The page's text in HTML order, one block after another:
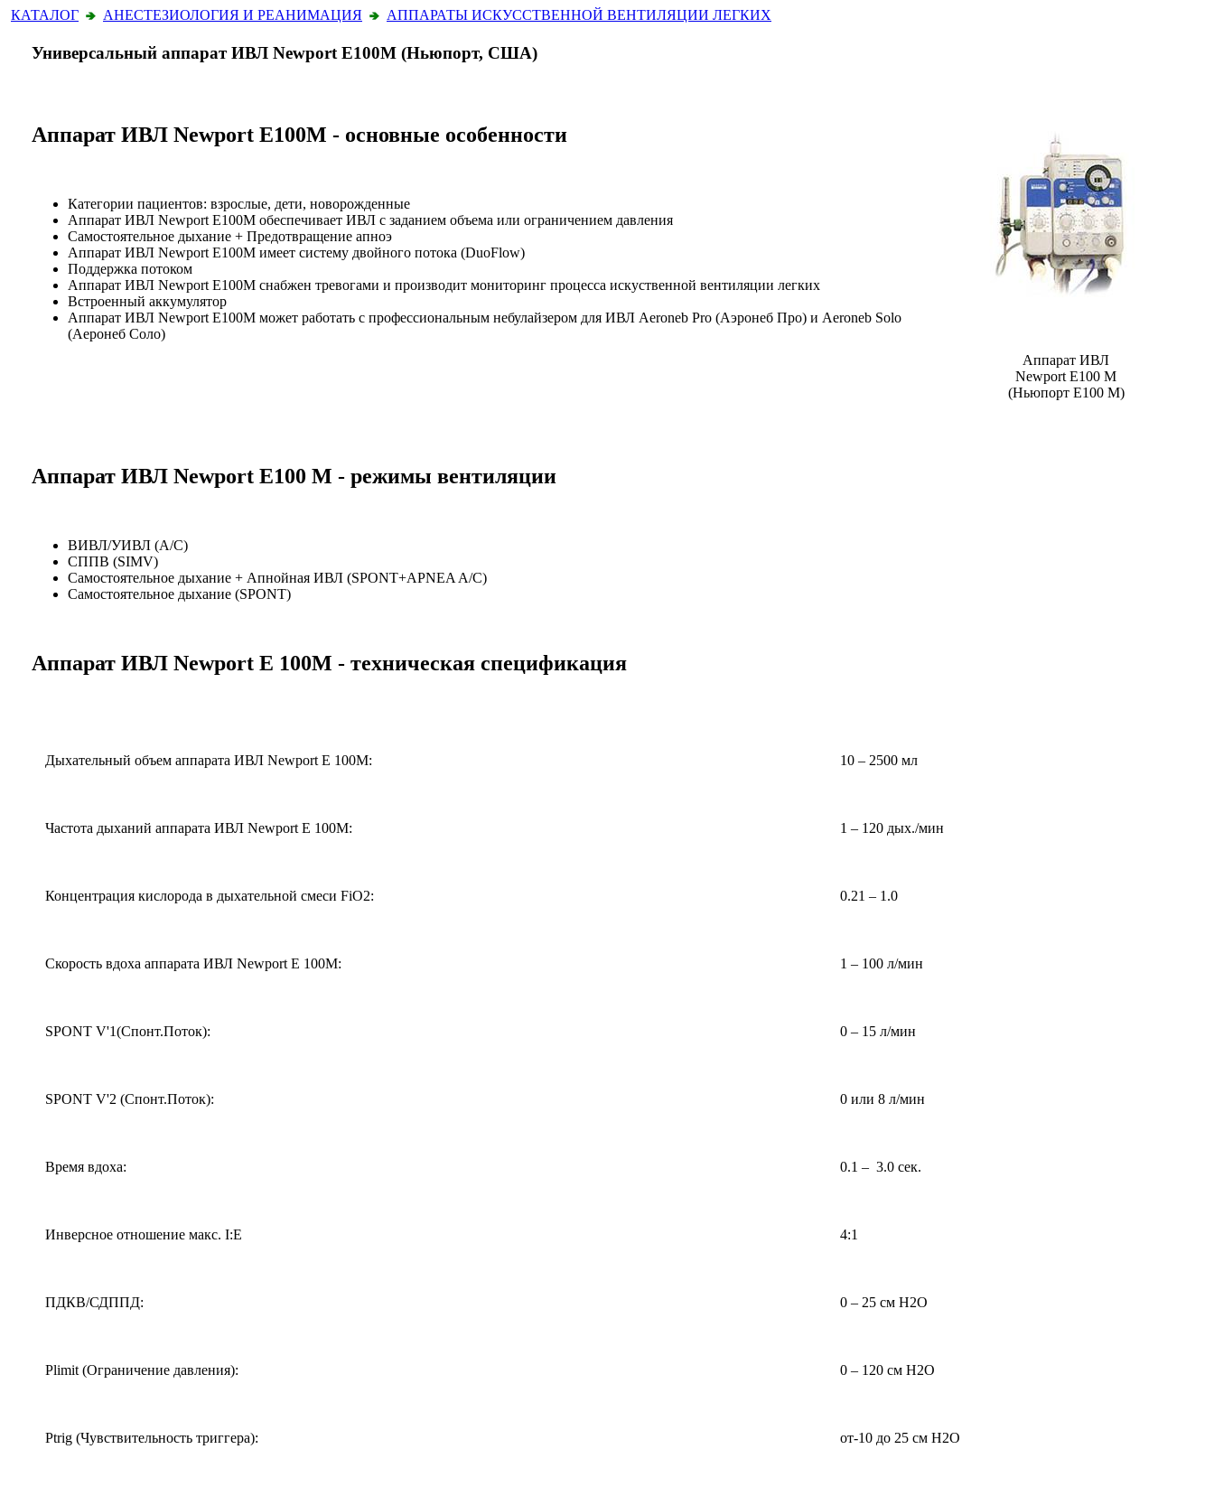
КАТАЛОГ АНЕСТЕЗИОЛОГИЯ И РЕАНИМАЦИЯ АППАРАТЫ ИСКУССТВЕННОЙ ВЕНТИЛЯЦИИ ЛЕГКИХ
Универсальный аппарат ИВЛ Newport Е100М (Ньюпорт, США)
Аппарат ИВЛ Newport E100M - основные особенности
Категории пациентов: взрослые, дети, новорожденные
Аппарат ИВЛ Newport E100M обеспечивает ИВЛ с заданием объема или ограничением давления
Самостоятельное дыхание + Предотвращение апноэ
Аппарат ИВЛ Newport E100M имеет систему двойного потока (DuoFlow)
Поддержка потоком
Аппарат ИВЛ Newport E100M снабжен тревогами и производит мониторинг процесса искуственной вентиляции легких
Встроенный аккумулятор
Аппарат ИВЛ Newport E100M может работать с профессиональным небулайзером для ИВЛ Aeroneb Pro (Аэронеб Про) и Aeroneb Solo
(Аеронеб Соло)
Аппарат ИВЛ
Newport E100 M
(Ньюпорт Е100 М)
Аппарат ИВЛ Newport E100 M - режимы вентиляции
ВИВЛ/УИВЛ (A/C)
СППВ (SIMV)
Самостоятельное дыхание + Апнойная ИВЛ (SPONT+APNEA A/C)
Самостоятельное дыхание (SPONT)
Аппарат ИВЛ Newport E 100M - техническая спецификация
Дыхательный объем аппарата ИВЛ Newport E 100M: 10 – 2500 мл
Частота дыханий аппарата ИВЛ Newport E 100M: 1 – 120 дых./мин
Концентрация кислорода в дыхательной смеси FiO2: 0.21 – 1.0
Скорость вдоха аппарата ИВЛ Newport E 100M: 1 – 100 л/мин
SPONT V'1(Спонт.Поток): 0 – 15 л/мин
SPONT V'2 (Спонт.Поток): 0 или 8 л/мин
Время вдоха: 0.1 – 3.0 сек.
Инверсное отношение макс. I:E 4:1
ПДКВ/СДППД: 0 – 25 см H2O
Plimit (Ограничение давления): 0 – 120 см H2O
Ptrig (Чувствительность триггера): от-10 до 25 см H2O